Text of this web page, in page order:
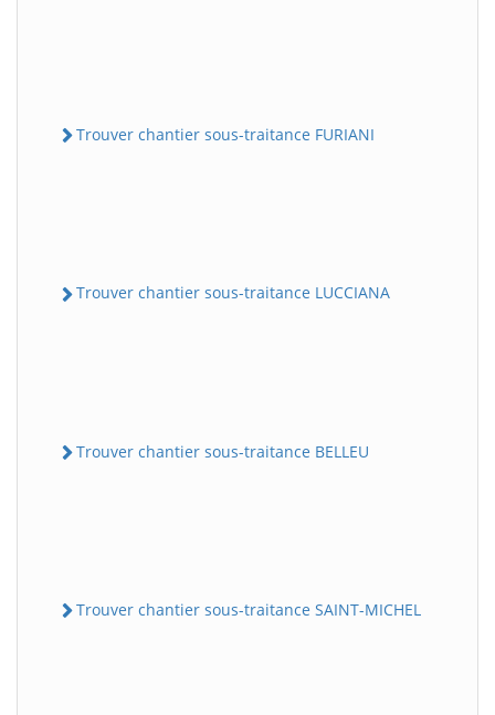
Trouver chantier sous-traitance FURIANI
Trouver chantier sous-traitance LUCCIANA
Trouver chantier sous-traitance BELLEU
Trouver chantier sous-traitance SAINT-MICHEL